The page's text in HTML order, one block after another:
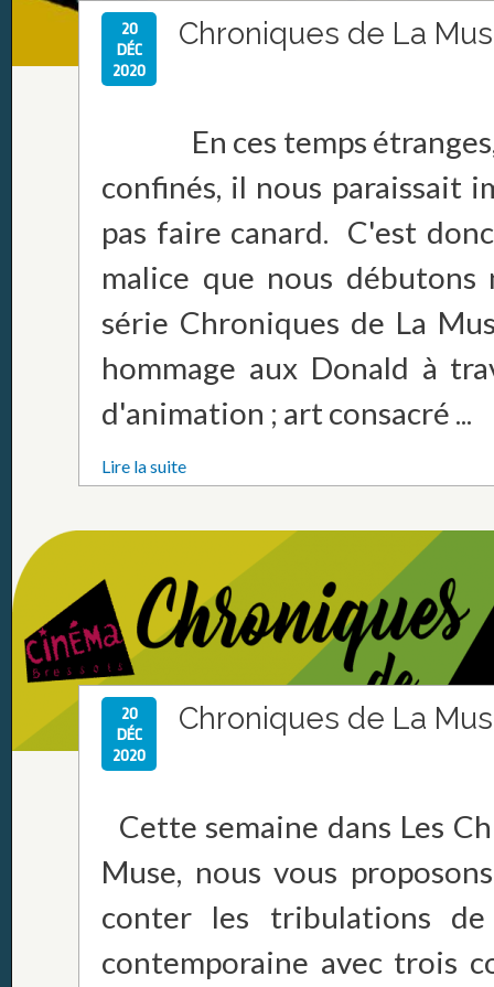
20
DÉC
2020
Chroniques de La
En ces temps étranges,
confinés, il nous paraissait
pas faire canard. C'est
malice que nous débutons
série Chroniques de La
hommage aux Donald à
d'animation ; art consacré ...
Lire la suite
20
DÉC
2020
Chroniques de La
Cette semaine dans Les
Muse, nous vous
conter les tribulations de
contemporaine avec trois